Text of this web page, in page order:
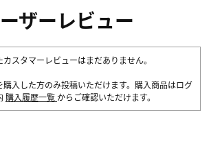
ザーレビュー
スタマーレビューはまだありません。
購入した方のみ投稿いただけます。購入商品はログ
購入履歴一覧 からご確認いただけます。